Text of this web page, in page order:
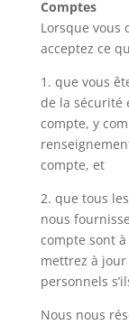
Comptes
Lorsque vous
acceptez ce
1. que vous
de la sécurité
compte, y
compte, et
2. que tous
nous
compte sont
mettrez à
personnels
Nous nous